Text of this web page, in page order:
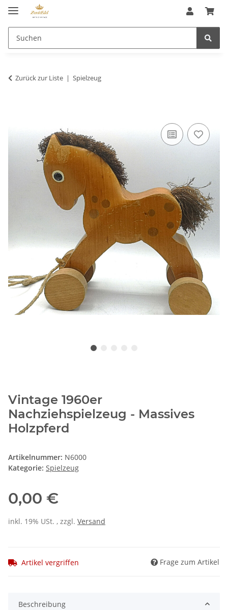
Zurück zur Liste Spielzeug
Vintage 1960er
Nachziehspielzeug - Massives
Holzpferd
Artikelnummer: N6000
Kategorie: Spielzeug
0,00 €
inkl. 19% USt. , zzgl. Versand
Artikel vergriffen Frage zum Artikel
Beschreibung